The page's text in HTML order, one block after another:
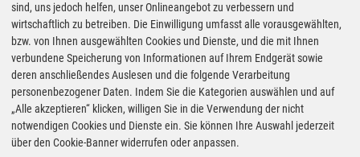
2.059€
gestern 12:50 Uhr
Shell
Rupertistr. 36, 83278 Traunstein
geöffnet bis 22:00 Uhr
Entfernung: ca. 9.3 km * Route planen
2.059€
gestern 14:30 Uhr
ARAL
Chiemseestraße 50, 83278 Traunstein
geöffnet bis 21:30 Uhr
sind, uns jedoch helfen, unser Onlineangebot zu verbessern und
wirtschaftlich zu betreiben. Die Einwilligung umfasst alle vorausgewählten,
bzw. von Ihnen ausgewählten Cookies und Dienste, und die mit Ihnen
verbundene Speicherung von Informationen auf Ihrem Endgerät sowie
deren anschließendes Auslesen und die folgende Verarbeitung
personenbezogener Daten. Indem Sie die Kategorien auswählen und auf
„Alle akzeptieren“ klicken, willigen Sie in die Verwendung der nicht
notwendigen Cookies und Dienste ein. Sie können Ihre Auswahl jederzeit
über den Cookie-Banner widerrufen oder anpassen.